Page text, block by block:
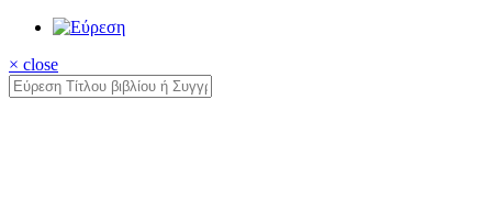
× close